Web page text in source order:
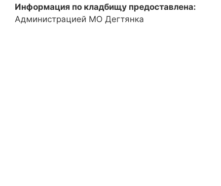
Информация по кладбищу предоставлена:
Администрацией МО Дегтянка